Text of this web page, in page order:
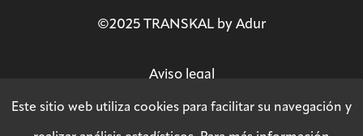
©2025 TRANSKAL by Adur
Aviso legal
Este sitio web utiliza cookies para facilitar su navegación y